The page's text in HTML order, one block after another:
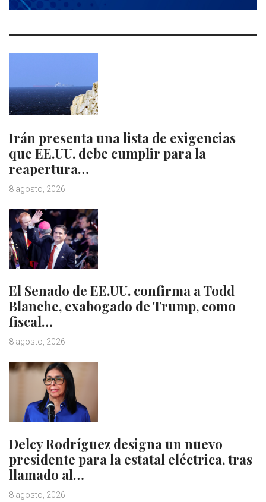
Irán presenta una lista de exigencias
que EE.UU. debe cumplir para la
reapertura…
8 agosto, 2026
El Senado de EE.UU. confirma a Todd
Blanche, exabogado de Trump, como
fiscal…
8 agosto, 2026
Delcy Rodríguez designa un nuevo
presidente para la estatal eléctrica, tras
llamado al…
8 agosto, 2026